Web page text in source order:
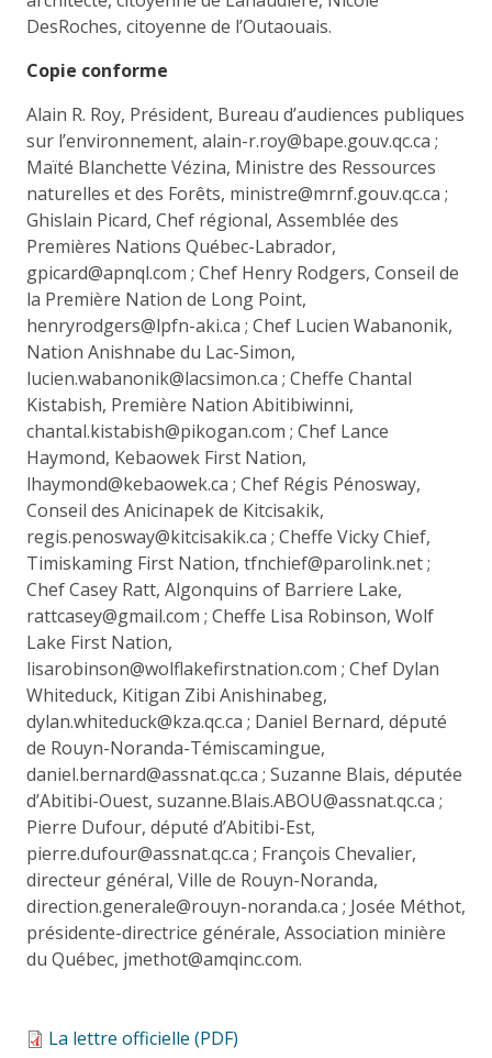
DesRoches, citoyenne de l’Outaouais.
Copie conforme
Alain R. Roy, Président, Bureau d’audiences publiques
sur l’environnement, alain-r.roy@bape.gouv.qc.ca ;
Maïté Blanchette Vézina, Ministre des Ressources
naturelles et des Forêts, ministre@mrnf.gouv.qc.ca ;
Ghislain Picard, Chef régional, Assemblée des
Premières Nations Québec-Labrador,
gpicard@apnql.com ; Chef Henry Rodgers, Conseil de
la Première Nation de Long Point,
henryrodgers@lpfn-aki.ca ; Chef Lucien Wabanonik,
Nation Anishnabe du Lac-Simon,
lucien.wabanonik@lacsimon.ca ; Cheffe Chantal
Kistabish, Première Nation Abitibiwinni,
chantal.kistabish@pikogan.com ; Chef Lance
Haymond, Kebaowek First Nation,
lhaymond@kebaowek.ca ; Chef Régis Pénosway,
Conseil des Anicinapek de Kitcisakik,
regis.penosway@kitcisakik.ca ; Cheffe Vicky Chief,
Timiskaming First Nation, tfnchief@parolink.net ;
Chef Casey Ratt, Algonquins of Barriere Lake,
rattcasey@gmail.com ; Cheffe Lisa Robinson, Wolf
Lake First Nation,
lisarobinson@wolflakefirstnation.com ; Chef Dylan
Whiteduck, Kitigan Zibi Anishinabeg,
dylan.whiteduck@kza.qc.ca ; Daniel Bernard, député
de Rouyn-Noranda-Témiscamingue,
daniel.bernard@assnat.qc.ca ; Suzanne Blais, députée
d’Abitibi-Ouest, suzanne.Blais.ABOU@assnat.qc.ca ;
Pierre Dufour, député d’Abitibi-Est,
pierre.dufour@assnat.qc.ca ; François Chevalier,
directeur général, Ville de Rouyn-Noranda,
direction.generale@rouyn-noranda.ca ; Josée Méthot,
présidente-directrice générale, Association minière
du Québec, jmethot@amqinc.com.
La lettre officielle (PDF)